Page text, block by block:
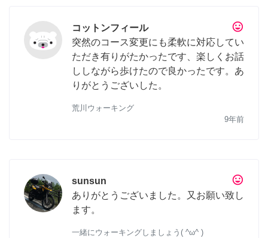
tag_faces
コットンフィール
突然のコース変更にも柔軟に対応してい
ただき有りがたかったです、楽しくお話
ししながら歩けたので良かったです。あ
りがとうございした。
荒川ウォーキング
9年前
tag_faces
sunsun
ありがとうございました。又お願い致し
ます。
一緒にウォーキングしましょう( ^ω^ )